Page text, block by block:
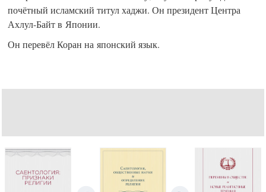
почётный исламский титул хаджи. Он президент Центра
Ахлул-Байт в Японии.
Он перевёл Коран на японский язык.